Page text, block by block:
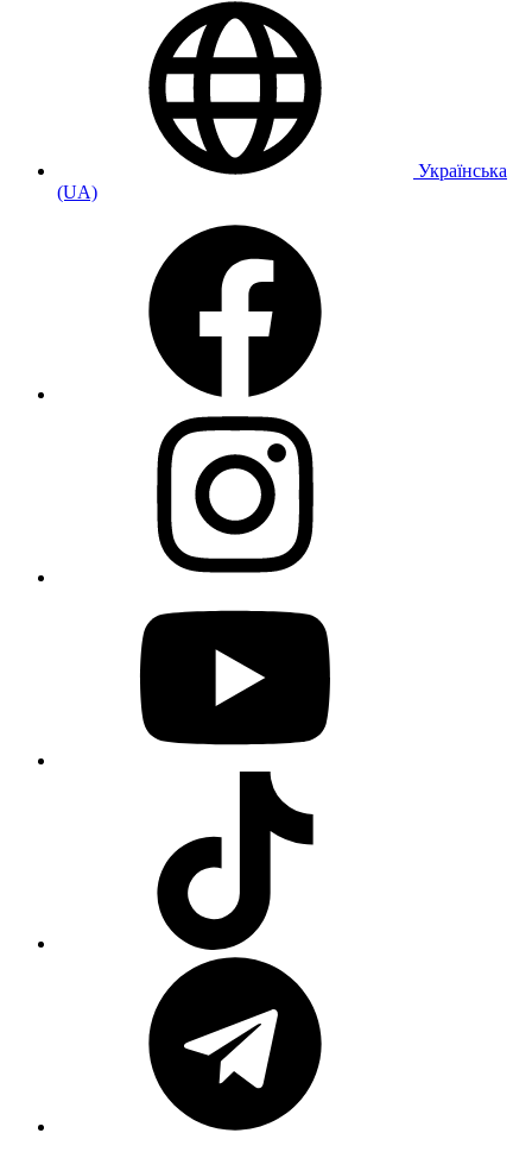
Українська
(UA)